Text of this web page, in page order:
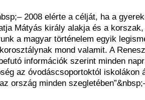
2008 elérte a célját, ha a
Mátyás király alakja és a
a magyar történelem egyik
mond valamit. A
információk szerint minden
az óvodáscsoportoktól iskolákon
ország minden